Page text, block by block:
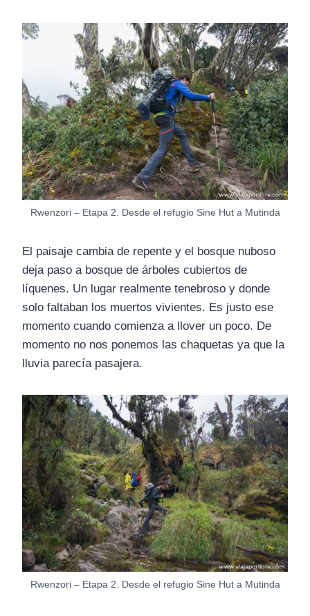
Rwenzori – Etapa 2. Desde el refugio Sine Hut a Mutinda
El paisaje cambia de repente y el bosque nuboso
deja paso a bosque de árboles cubiertos de
líquenes. Un lugar realmente tenebroso y donde
solo faltaban los muertos vivientes. Es justo ese
momento cuando comienza a llover un poco. De
momento no nos ponemos las chaquetas ya que la
lluvia parecía pasajera.
Rwenzori – Etapa 2. Desde el refugio Sine Hut a Mutinda